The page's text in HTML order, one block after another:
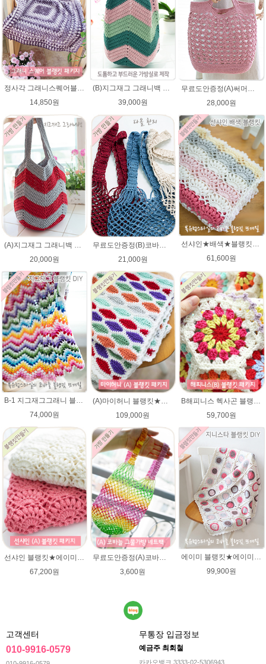
정사각 그래니스퀘어블랭킷 DIY코바늘뜨기★파스텔뜨개실 무릎담요뜨개질 블랭킷뜨기
14,850원
39,000원
28,000원
20,000원
21,000원
선샤인★배색★블랭킷★에이미울 뜨개실DIY 코바늘 블랭킷뜨기 뜨개질
61,600원
B-1 지그재그그래니 블랭킷★메리노퓨어울 뜨개실 코바늘뜨기(뜨개실 20타래+도안증정)/봄 블랭킷뜨기/가을 북유럽블랭킷 뜨개질
74,000원
(A)마이허니 블랭킷★에이미울 뜨개실DIY 손뜨개무릎담요/ 코바늘블랭킷
109,000원
B해피니스 헥사곤 블랭킷뜨기★메리노퓨어울 DIY 재료 패키지(뜨개실 15타래+도안증정)/봄 블랭킷뜨기 / 가을 북유럽블랭킷 코바늘뜨기
59,700원
67,200원
3,600원
99,900원
고객센터
010-9916-0579
무통장 입금정보
예금주 최회철
카카오뱅크 3333-02-5306943